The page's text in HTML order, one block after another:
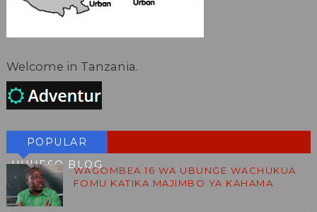
Welcome in Tanzania.
POPULAR
HUHESO BLOGWAGOMBEA 16 WA UBUNGE WACHUKUA
FOMU KATIKA MAJIMBO YA KAHAMA